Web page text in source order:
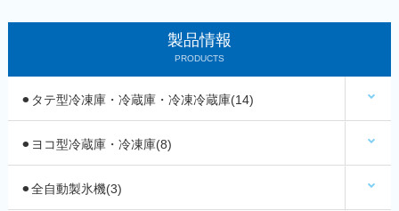
製品情報
PRODUCTS
⚫︎タテ型冷凍庫・冷蔵庫・冷凍冷蔵庫(14)
⚫︎ヨコ型冷蔵庫・冷凍庫(8)
⚫︎全自動製氷機(3)